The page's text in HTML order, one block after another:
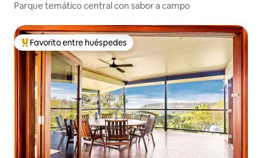
Parque temático central con sabor a campo
Favorito entre los huéspedes más destacados
Favorito entre huéspedes